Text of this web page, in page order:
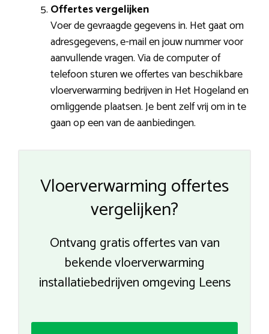
Offertes vergelijken
Voer de gevraagde gegevens in. Het gaat om
adresgegevens, e-mail en jouw nummer voor
aanvullende vragen. Via de computer of
telefoon sturen we offertes van beschikbare
vloerverwarming bedrijven in Het Hogeland en
omliggende plaatsen. Je bent zelf vrij om in te
gaan op een van de aanbiedingen.
Vloerverwarming offertes
vergelijken?
Ontvang gratis offertes van van
bekende vloerverwarming
installatiebedrijven omgeving Leens